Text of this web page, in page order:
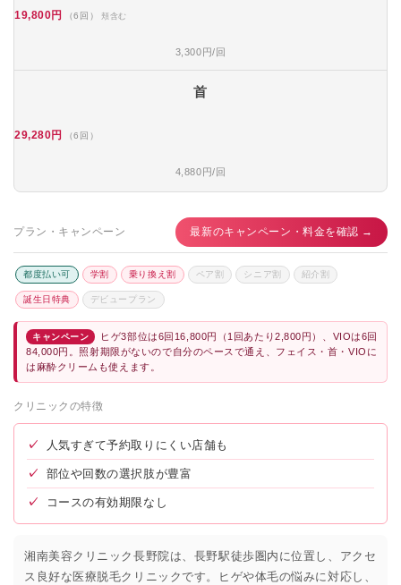
19,800円 （6回） 頬含む
3,300円/回
首
29,280円 （6回）
4,880円/回
プラン・キャンペーン 最新のキャンペーン・料金を確認 →
都度払い可 学割 乗り換え割 ペア割 シニア割 紹介割
誕生日特典 デビュープラン
キャンペーン
ヒゲ3部位は6回16,800円（1回あたり2,800円）、VIOは6回
84,000円。照射期限がないので自分のペースで通え、フェイス・首・VIOに
は麻酔クリームも使えます。
クリニックの特徴
✓ 人気すぎて予約取りにくい店舗も
✓ 部位や回数の選択肢が豊富
✓ コースの有効期限なし
湘南美容クリニック長野院は、長野駅徒歩圏内に位置し、アクセ
ス良好な医療脱毛クリニックです。ヒゲや体毛の悩みに対応し、